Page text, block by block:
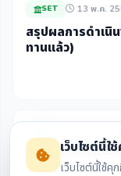
SET 13 พ.ค.
สรุปผลการดำเนิ
ทานแล้ว)
งบการเงิน ไตร
เว็บไซต์นี้ใ
เว็บไซต์นี้ใช้